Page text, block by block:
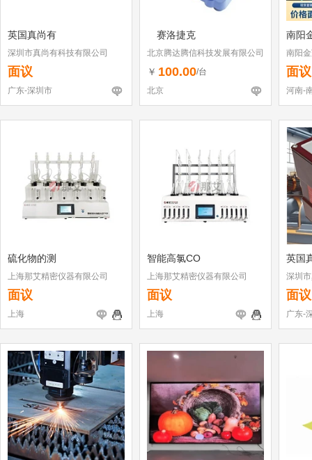
英国真尚有
深圳市真尚有科技有限公司
面议
广东-深圳市
赛洛捷克
北京腾达腾信科技发展有限公司
￥ 100.00/台
北京
南阳
南阳
面议
河南-
硫化物的测
上海那艾精密仪器有限公司
面议
上海
智能高氯CO
上海那艾精密仪器有限公司
面议
上海
英国
深圳
面议
广东-